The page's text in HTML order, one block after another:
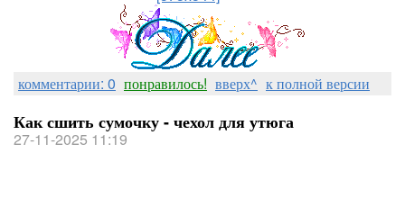
комментарии: 0 понравилось! вверх^ к полной версии
Как сшить сумочку - чехол для утюга
27-11-2025 11:19